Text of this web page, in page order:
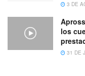
3 DE
los
31 DE